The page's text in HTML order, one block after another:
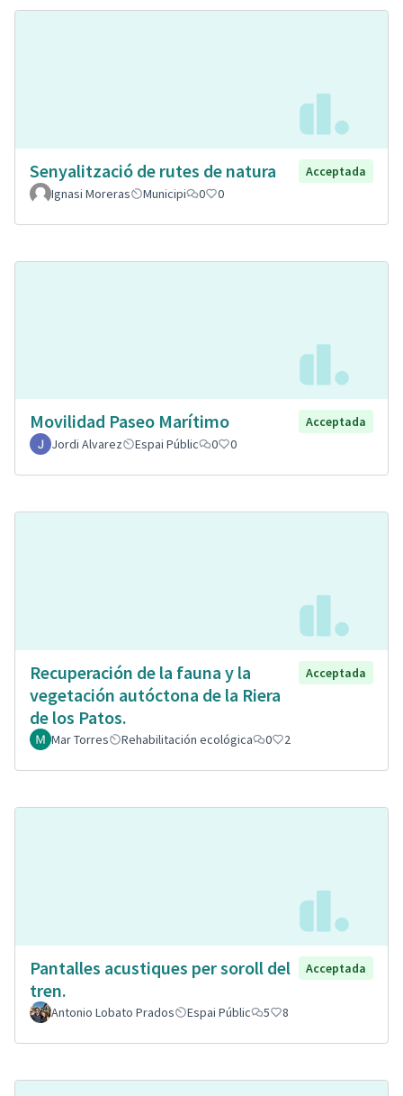
Senyalització de rutes de natura
Acceptada
Ignasi Moreras
Municipi 0 0
Movilidad Paseo Marítimo
Acceptada
Jordi Alvarez
Espai Públic 0 0
Recuperación de la fauna y la
vegetación autóctona de la Riera
de los Patos.
Acceptada
Mar Torres Rehabilitación ecológica 0 2
Pantalles acustiques per soroll del
tren.
Acceptada
Antonio Lobato Prados Espai Públic 5 8